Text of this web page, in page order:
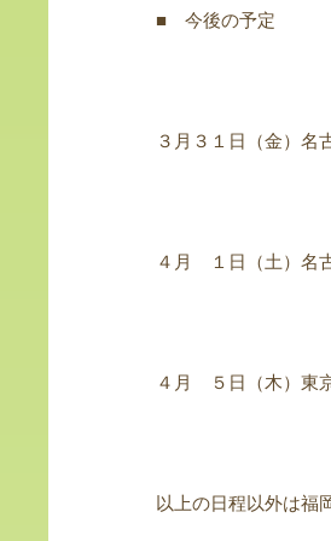
■ 今後の予定
３月３１日（金）名
４月 １日（土）名
４月 ５日（木）東
以上の日程以外は福